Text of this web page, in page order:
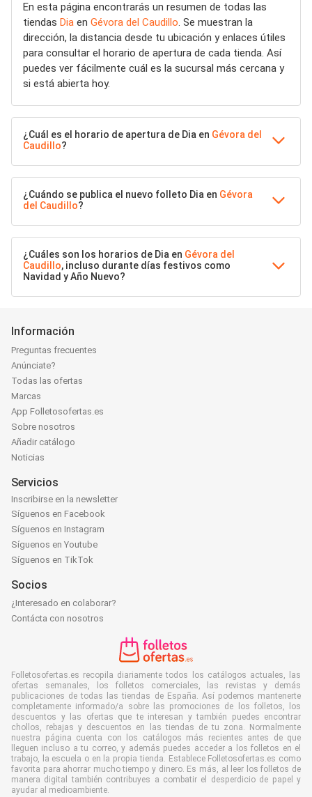
En esta página encontrarás un resumen de todas las
tiendas Dia en Gévora del Caudillo. Se muestran la
dirección, la distancia desde tu ubicación y enlaces útiles
para consultar el horario de apertura de cada tienda. Así
puedes ver fácilmente cuál es la sucursal más cercana y
si está abierta hoy.
¿Cuál es el horario de apertura de Dia en Gévora del
Caudillo?
¿Cuándo se publica el nuevo folleto Dia en Gévora
del Caudillo?
¿Cuáles son los horarios de Dia en Gévora del
Caudillo, incluso durante días festivos como
Navidad y Año Nuevo?
Información
Preguntas frecuentes
Anúnciate?
Todas las ofertas
Marcas
App Folletosofertas.es
Sobre nosotros
Añadir catálogo
Noticias
Servicios
Inscribirse en la newsletter
Síguenos en Facebook
Síguenos en Instagram
Síguenos en Youtube
Síguenos en TikTok
Socios
¿Interesado en colaborar?
Contácta con nosotros
Folletosofertas.es recopila diariamente todos los catálogos actuales, las
ofertas semanales, los folletos comerciales, las revistas y demás
publicaciones de todas las tiendas de España. Así podemos mantenerte
completamente informado/a sobre las promociones de los folletos, los
descuentos y las ofertas que te interesan y también puedes encontrar
chollos, rebajas y descuentos en las tiendas de tu zona. Normalmente
nuestra página cuenta con los catálogos más recientes antes de que
lleguen incluso a tu correo, y además puedes acceder a los folletos en el
trabajo, la escuela o en la propia tienda. Establece Folletosofertas.es como
favorita para ahorrar mucho tiempo y dinero. Es más, al leer los folletos de
manera digital también contribuyes a combatir el desperdicio de papel y
ayudar al medioambiente.